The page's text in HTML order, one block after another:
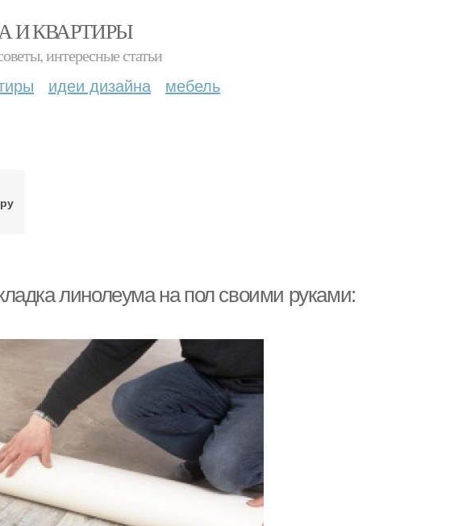
И КВАРТИРЫ
интересные статьи
идеи дизайна мебель
линолеума на пол своими руками: